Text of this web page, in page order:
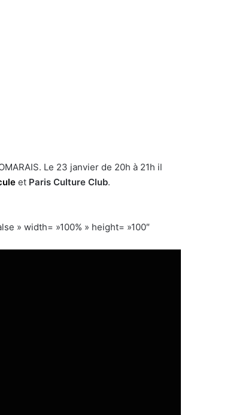
Le 23 janvier de 20h à 21h il
et Paris Culture Club.
» width= »100% » height= »100″